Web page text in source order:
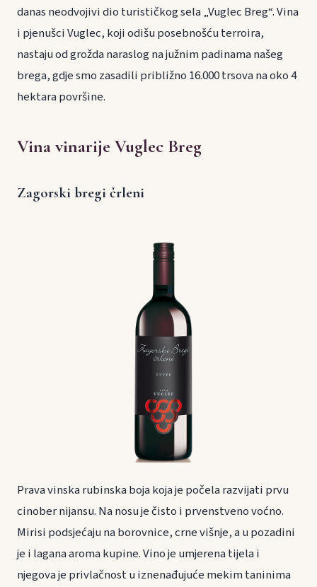
danas neodvojivi dio turističkog sela „Vuglec Breg“. Vina
i pjenušci Vuglec, koji odišu posebnošću terroira,
nastaju od grožda naraslog na južnim padinama našeg
brega, gdje smo zasadili približno 16.000 trsova na oko 4
hektara površine.
Vina vinarije Vuglec Breg
Zagorski bregi črleni
Prava vinska rubinska boja koja je počela razvijati prvu
cinober nijansu. Na nosu je čisto i prvenstveno voćno.
Mirisi podsjećaju na borovnice, crne višnje, a u pozadini
je i lagana aroma kupine. Vino je umjerena tijela i
njegova je privlačnost u iznenađujuće mekim taninima